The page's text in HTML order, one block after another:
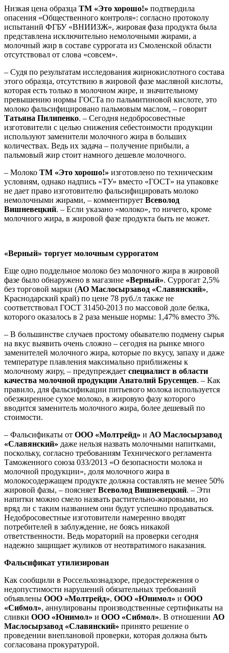
Низкая цена образца ТМ «Это хорошо!» подтвердила
опасения «Общественного контроля»: согласно протоколу
испытаний ФГБУ «ВНИИЗЖ», жировая фаза продукта была
представлена исключительно немолочными жирами, а
молочный жир в составе суррогата из Смоленской области
отсутствовал от слова «совсем».
– Судя по результатам исследования жирнокислотного состава
этого образца, отсутствию в жировой фазе масляной кислоты,
которая есть только в молочном жире, и значительному
превышению нормы ГОСТа по пальмитиновой кислоте, это
молоко фальсифицировано пальмовым маслом, – говорит
Татьяна Пилипенко. – Сегодня недобросовестные
изготовители с целью снижения себестоимости продукции
используют заменители молочного жира в больших
количествах. Ведь их задача – получение прибыли, а
пальмовый жир стоит намного дешевле молочного.
– Молоко ТМ «Это хорошо!» изготовлено по техническим
условиям, однако надпись «ТУ» вместо «ГОСТ» на упаковке
не дает право изготовителю фальсифицировать молоко
немолочными жирами, – комментирует Всеволод
Вишневецкий. – Если указано «молоко», то ничего, кроме
молочного жира, в жировой фазе продукта быть не может.
«Верный» торгует молочным суррогатом
Еще одно поддельное молоко без молочного жира в жировой
фазе было обнаружено в магазине «Верный». Суррогат 2,5%
без торговой марки (АО Маслосырзавод «Славянский»,
Краснодарский край) по цене 78 руб./л также не
соответствовал ГОСТ 31450-2013 по массовой доле белка,
которого оказалось в 2 раза меньше нормы: 1,47% вместо 3%.
– В большинстве случаев простому обывателю подмену сырья
на вкус выявить очень сложно – сегодня на рынке много
заменителей молочного жира, которые по вкусу, запаху и даже
температуре плавления максимально приближены к
молочному жиру, – предупреждает специалист в области
качества молочной продукции Анатолий Брусенцев. – Как
правило, для фальсификации питьевого молока используется
обезжиренное сухое молоко, в жировую фазу которого
вводится заменитель молочного жира, более дешевый по
стоимости.
– Фальсификаты от ООО «Молтрейд» и АО Маслосырзавод
«Славянский» даже нельзя назвать молочными напитками,
поскольку, согласно требованиям Технического регламента
Таможенного союза 033/2013 «О безопасности молока и
молочной продукции», доля молочного жира в
молокосодержащем продукте должна составлять не менее 50%
жировой фазы, – поясняет Всеволод Вишневецкий. – Эти
напитки можно смело назвать растительно-жировыми, но
вряд ли с таким названием они будут успешно продаваться.
Недобросовестные изготовители намеренно вводят
потребителей в заблуждение, не боясь никакой
ответственности. Ведь мораторий на проверки сегодня
надежно защищает жуликов от неотвратимого наказания.
Фальсификат утилизирован
Как сообщили в Россельхознадзоре, предостережения о
недопустимости нарушений обязательных требований
объявлены ООО «Молтрейд», ООО «Юнимол» и ООО
«Сибмол», аннулированы производственные сертификаты на
сливки ООО «Юнимол» и ООО «Сибмол». В отношении АО
Маслосырзавод «Славянский» принято решение о
проведении внеплановой проверки, которая должна быть
согласована прокуратурой.